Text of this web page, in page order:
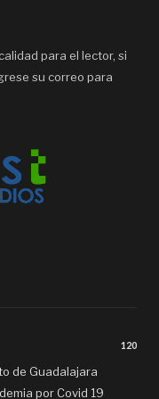
para el lector, si
su correo para
120
de Guadalajara
por Covid 19